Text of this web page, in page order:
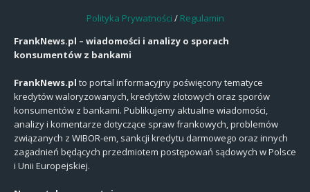
Polityka Prywatności / Regulamin
FrankNews.pl – wiadomości i analizy o sporach
konsumentów z bankami
FrankNews.pl to portal informacyjny poświęcony tematyce
kredytów waloryzowanych, kredytów złotowych oraz sporów
konsumentów z bankami. Publikujemy aktualne wiadomości,
analizy i komentarze dotyczące spraw frankowych, problemów
związanych z WIBOR-em, sankcji kredytu darmowego oraz innych
zagadnień będących przedmiotem postępowań sądowych w Polsce
i Unii Europejskiej.